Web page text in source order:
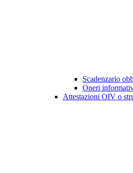
Scadenzario
Oneri
Attestazioni OIV o